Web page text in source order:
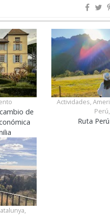
de
Actividades,
Ruta